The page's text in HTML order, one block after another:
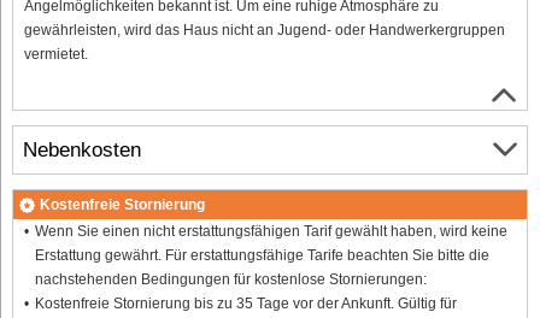
Angelmöglichkeiten bekannt ist. Um eine ruhige Atmosphäre zu
gewährleisten, wird das Haus nicht an Jugend- oder Handwerkergruppen
vermietet.
Nebenkosten
Kostenfreie Stornierung
Wenn Sie einen nicht erstattungsfähigen Tarif gewählt haben, wird keine
Erstattung gewährt. Für erstattungsfähige Tarife beachten Sie bitte die
nachstehenden Bedingungen für kostenlose Stornierungen:
Kostenfreie Stornierung bis zu 35 Tage vor der Ankunft. Gültig für